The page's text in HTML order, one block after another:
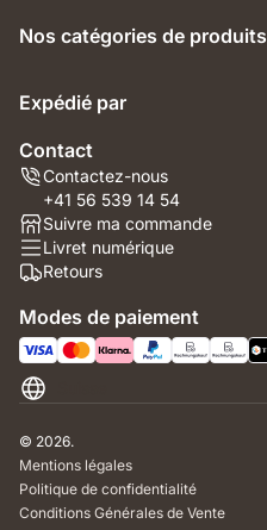
Nos catégories de produits
Expédié par
Contact
Contactez-nous
+41 56 539 14 54
Suivre ma commande
Livret numérique
Retours
Modes de paiement
© 2026.
Mentions légales
Politique de confidentialité
Conditions Générales de Vente